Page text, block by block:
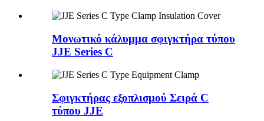
Μονωτικό κάλυμμα σφιγκτήρα τύπου
JJE Series C
Σφιγκτήρας εξοπλισμού Σειρά C
τύπου JJE